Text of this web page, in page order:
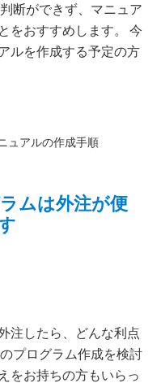
断ができず、マニュア
をおすすめします。 今
ルを作成する予定の方
ュアルの作成手順
ムは外注が便
注したら、どんな利点
プログラム作成を検討
をお持ちの方もいらっ